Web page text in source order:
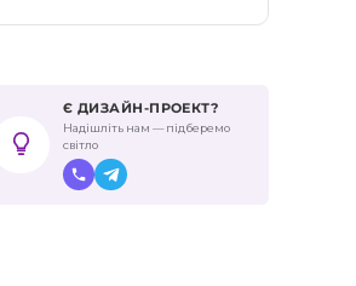
Є ДИЗАЙН-ПРОЕКТ?
Надішліть нам — підберемо
світло